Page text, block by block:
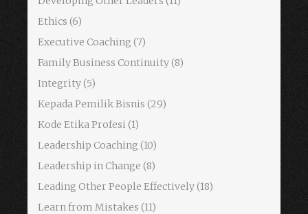
Ethics (6)
Executive Coaching (7)
Family Business Continuity(8)
Integrity(5)
Kepada Pemilik Bisnis (29)
Kode Etika Profesi (1)
Leadership Coaching (10)
Leadership in Change (8)
Leading Other People Effectively(18)
Learn from Mistakes (11)